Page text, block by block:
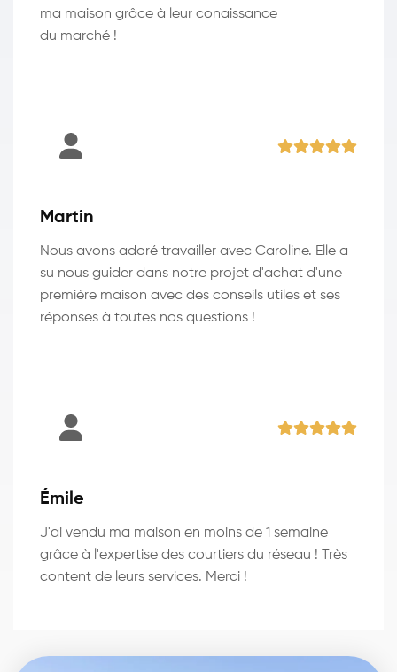
ma maison grâce à leur conaissance
du marché !
Martin
Nous avons adoré travailler avec Caroline. Elle a
su nous guider dans notre projet d'achat d'une
première maison avec des conseils utiles et ses
réponses à toutes nos questions !
Émile
J'ai vendu ma maison en moins de 1 semaine
grâce à l'expertise des courtiers du réseau ! Très
content de leurs services. Merci !